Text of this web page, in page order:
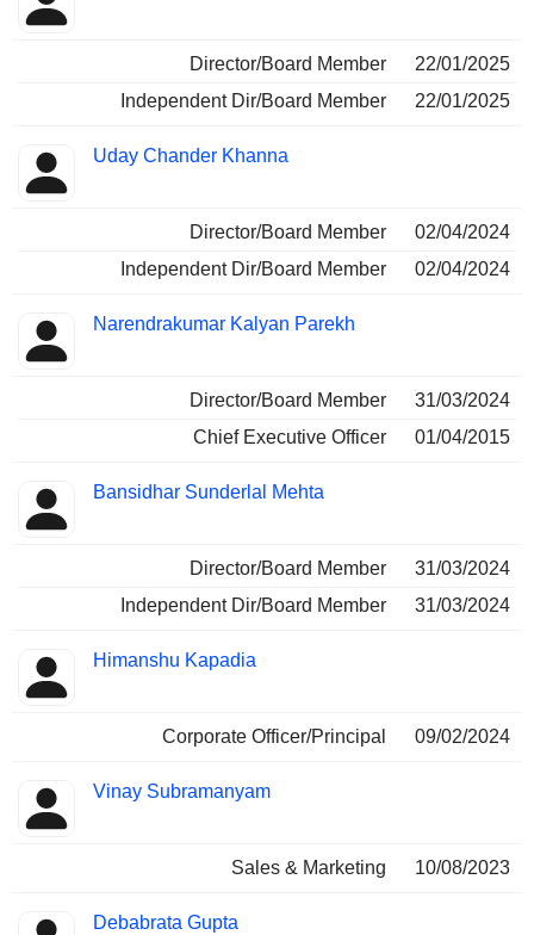
Director/Board Member
22/01/2025
Independent Dir/Board Member
22/01/2025
Uday Chander Khanna
Director/Board Member
02/04/2024
Independent Dir/Board Member
02/04/2024
Narendrakumar Kalyan Parekh
Director/Board Member
31/03/2024
Chief Executive Officer
01/04/2015
Bansidhar Sunderlal Mehta
Director/Board Member
31/03/2024
Independent Dir/Board Member
31/03/2024
Himanshu Kapadia
Corporate Officer/Principal 09/02/2024
Vinay Subramanyam
Sales & Marketing 10/08/2023
Debabrata Gupta